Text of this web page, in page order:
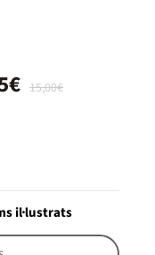
15,00€
il·lustrats